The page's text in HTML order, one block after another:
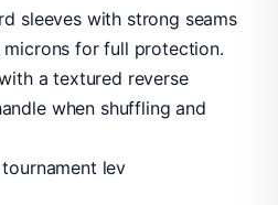
sleeves with strong seams
for full protection.
a textured reverse
when shuffling and
lev